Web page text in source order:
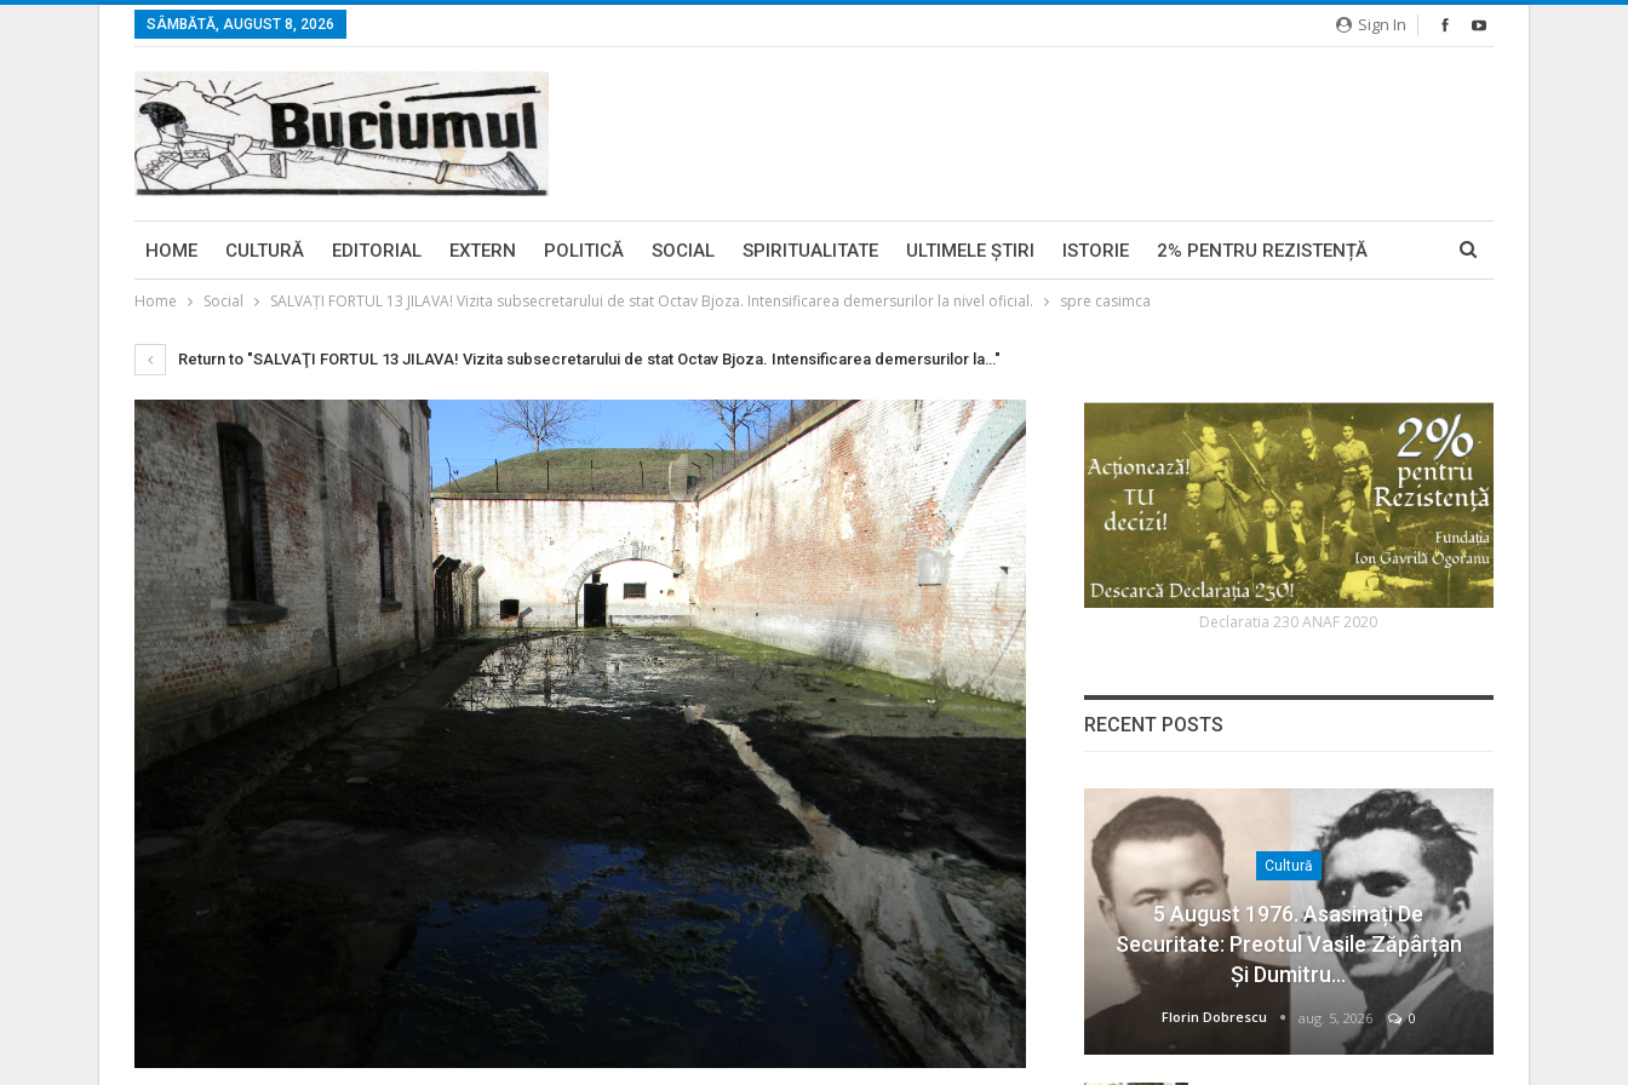
Sign In
SÂMBĂTĂ, AUGUST 8, 2026
HOME CULTURĂ EDITORIAL EXTERN POLITICĂ SOCIAL SPIRITUALITATE ULTIMELE ŞTIRI ISTORIE 2% PENTRU REZISTENȚĂ
Home Social SALVAŢI FORTUL 13 JILAVA! Vizita subsecretarului de stat Octav Bjoza. Intensificarea demersurilor la nivel oficial. spre casimca
Return to "SALVAŢI FORTUL 13 JILAVA! Vizita subsecretarului de stat Octav Bjoza. Intensificarea demersurilor la…"
Declaratia 230 ANAF 2020
RECENT POSTS
Cultură
5 August 1976. Asasinați De
Securitate: Preotul Vasile Zăpârțan
Și Dumitru…
Florin Dobrescu aug. 5, 2026 0